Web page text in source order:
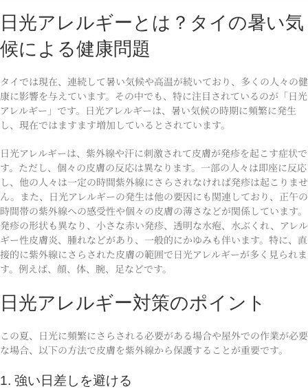
日光アレルギーとは？タイの暑い気
候による健康問題
タイでは現在、連続して暑い気候や高温が続いており、多くの人々の健
康に影響を与えています。その中でも、特に注目されているのが「日光
アレルギー」です。日光アレルギーは、暑い気候の時期に頻繁に発生
し、現在ではますます増加しているとされています。
日光アレルギーは、紫外線や汗に刺激されて皮膚が発疹を起こす症状で
す。ただし、個々の皮膚の反応は異なります。一部の人々は即座に反応
し、他の人々は一定の時間紫外線にさらされなければ発疹は起こりませ
ん。また、日光アレルギーの発生は他の要因にも関連しており、正午の
時間帯の紫外線への感受性や個々の皮膚の薄さなどが関係しています。
発疹の形状も異なり、小さな赤い発疹、透明な水疱、水ぶくれ、アレル
ギー性皮膚炎、腫れなどがあり、一般的にかゆみも伴います。特に、直
接的に紫外線にさらされた皮膚の範囲で日光アレルギーが多く見られま
す。例えば、顔、体、腕、足などです。
日光アレルギー対策のポイント
この夏、日光に頻繁にさらされる必要がある場合や屋外での作業が必要
な場合、以下の方法で皮膚を紫外線から保護することが重要です。
1. 強い日差しを避ける